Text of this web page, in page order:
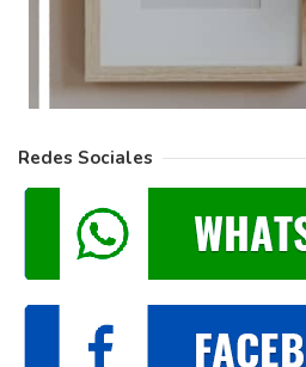
Redes Sociales